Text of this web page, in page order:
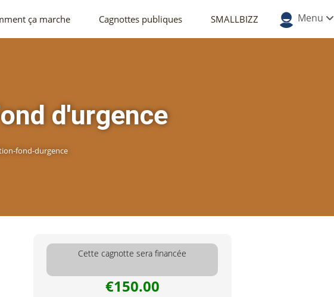
ça marche Cagnottes publiques SMALLBIZZ Menu
d'urgence
fond-durgence
Cette cagnotte sera financée
€150.00